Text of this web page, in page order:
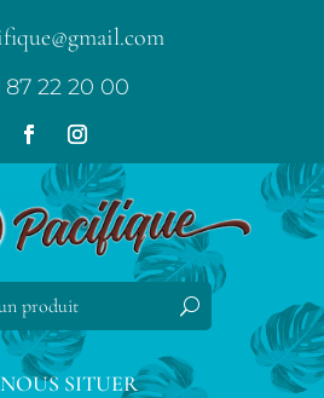
87 22 20 00
NOUS SITUER